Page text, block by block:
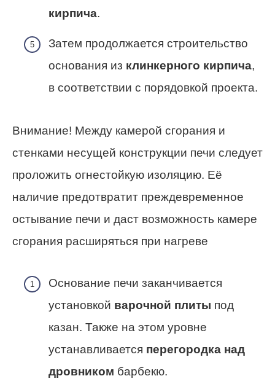
кирпича.
Затем продолжается строительство
основания из клинкерного кирпича,
в соответствии с порядовкой проекта.
Внимание! Между камерой сгорания и
стенками несущей конструкции печи следует
проложить огнестойкую изоляцию. Её
наличие предотвратит преждевременное
остывание печи и даст возможность камере
сгорания расширяться при нагреве
Основание печи заканчивается
установкой варочной плиты под
казан. Также на этом уровне
устанавливается перегородка над
дровником барбекю.